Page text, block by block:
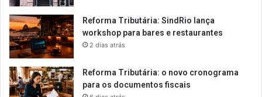
Reforma Tributária: SindRio lança
workshop para bares e restaurantes
2 dias atrás
Reforma Tributária: o novo cronograma
para os documentos fiscais